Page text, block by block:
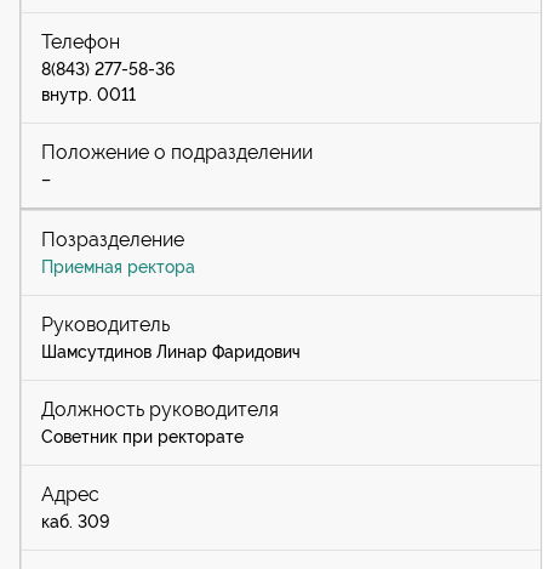
8(843) 277-58-36
внутр. 0011
–
Приемная ректора
Шамсутдинов Линар Фаридович
Советник при ректорате
каб. 309